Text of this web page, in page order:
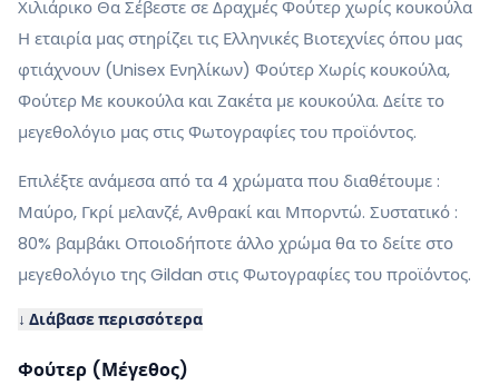
Χιλιάρικο Θα Σέβεστε σε Δραχμές Φούτερ χωρίς κουκούλα
Η εταιρία μας στηρίζει τις Ελληνικές Βιοτεχνίες όπου μας
φτιάχνουν (Unisex Ενηλίκων) Φούτερ Χωρίς κουκούλα,
Φούτερ Mε κουκούλα και Ζακέτα με κουκούλα. Δείτε το
μεγεθολόγιο μας στις Φωτογραφίες του προϊόντος.
Επιλέξτε ανάμεσα από τα 4 χρώματα που διαθέτουμε :
Μαύρο, Γκρί μελανζέ, Ανθρακί και Μπορντώ. Συστατικό :
80% βαμβάκι Οποιοδήποτε άλλο χρώμα θα το δείτε στο
μεγεθολόγιο της Gildan στις Φωτογραφίες του προϊόντος.
↓ Διάβασε περισσότερα
Φούτερ (Μέγεθος)